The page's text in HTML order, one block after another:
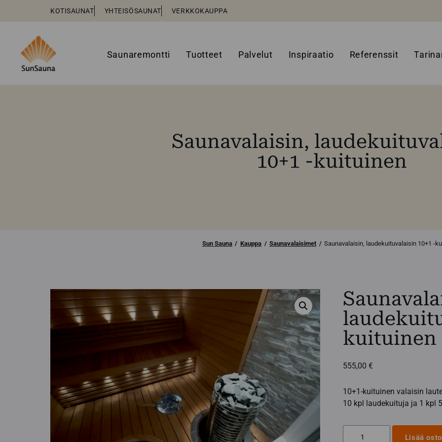
KOTISAUNAT YHTEISÖSAUNAT VERKKOKAUPPA
Saunaremontti Tuotteet Palvelut Inspiraatio Referenssit
Saunavalaisin,
10+1 -kuituinen
Sun Sauna Kauppa Saunavalaisimet Saunavalaisin, laudekuituvalaisin 10+1 -
kuituinen
555,00 €
10+1-kuituinen valaisin
10 kpl laudekuituja ja 1 kpl
Lisää